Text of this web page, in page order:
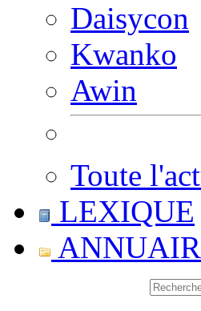
Daisycon
Kwanko
Awin
Toute
LEXIQUE